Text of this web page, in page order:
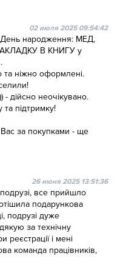
02 июля 2025 09:54:42
День народження: МЕД,
В КНИГУ у
та ніжно оформлені.
дійсно неочікувано.
підтримку!
за покупками - ще
26 июня 2025 13:51:36
все прийшло
подарункова
подрузі дуже
за технічну
і мені
команда працівників,